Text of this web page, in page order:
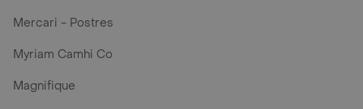
Mercari - Postres
Myriam Camhi Co
Magnifique